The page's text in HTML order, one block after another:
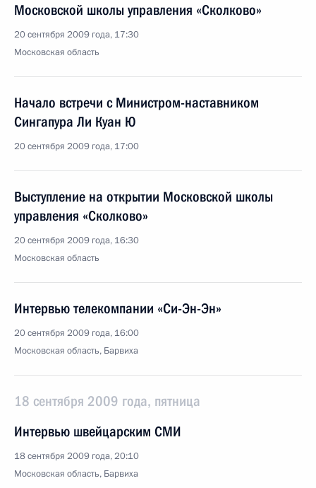
Московской школы управления «Сколково»
20 сентября 2009 года, 17:30
Московская область
Начало встречи с Министром-наставником
Сингапура Ли Куан Ю
20 сентября 2009 года, 17:00
Выступление на открытии Московской школы
управления «Сколково»
20 сентября 2009 года, 16:30
Московская область
Интервью телекомпании «Си-Эн-Эн»
20 сентября 2009 года, 16:00
Московская область, Барвиха
18 сентября 2009 года, пятница
Интервью швейцарским СМИ
18 сентября 2009 года, 20:10
Московская область, Барвиха